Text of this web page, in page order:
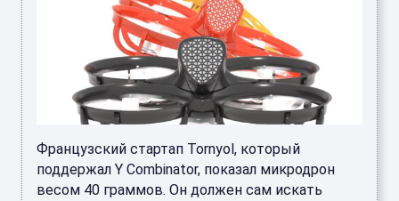
Французский стартап Tornyol, который
поддержал Y Combinator, показал микродрон
весом 40 граммов. Он должен сам искать